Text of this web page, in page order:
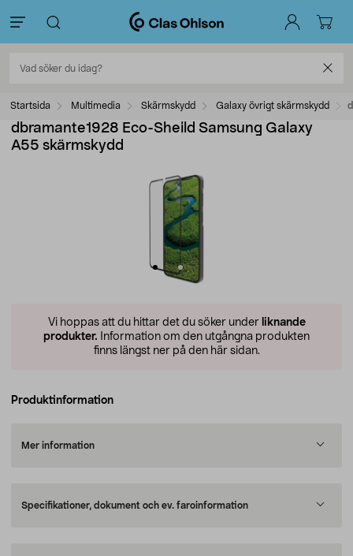
Startsida Multimedia Skärmskydd Galaxy övrigt skärmskydd
dbramante1928 Eco-Sheild Samsung Galaxy
A55 skärmskydd
Vi hoppas att du hittar det du söker under liknande
produkter. Information om den utgångna produkten
finns längst ner på den här sidan.
Produktinformation
Mer information
Specifikationer, dokument och ev. faroinformation